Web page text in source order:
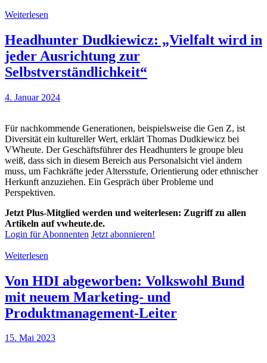
Weiterlesen
Headhunter Dudkiewicz: „Vielfalt wird in
jeder Ausrichtung zur
Selbstverständlichkeit“
4. Januar 2024
Für nachkommende Generationen, beispielsweise die Gen Z, ist
Diversität ein kultureller Wert, erklärt Thomas Dudkiewicz bei
VWheute. Der Geschäftsführer des Headhunters le groupe bleu
weiß, dass sich in diesem Bereich aus Personalsicht viel ändern
muss, um Fachkräfte jeder Altersstufe, Orientierung oder ethnischer
Herkunft anzuziehen. Ein Gespräch über Probleme und
Perspektiven.
Jetzt Plus-Mitglied werden und weiterlesen: Zugriff zu allen
Artikeln auf vwheute.de.
Login für Abonnenten Jetzt abonnieren!
Weiterlesen
Von HDI abgeworben: Volkswohl Bund
mit neuem Marketing- und
Produktmanagement-Leiter
15. Mai 2023